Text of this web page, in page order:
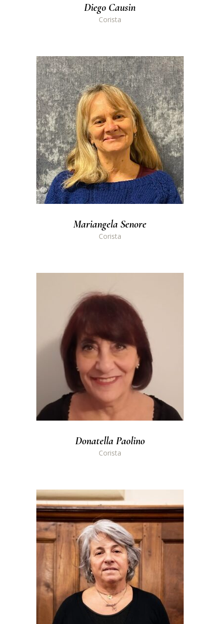
Diego Causin
Corista
Mariangela Senore
Corista
Donatella Paolino
Corista